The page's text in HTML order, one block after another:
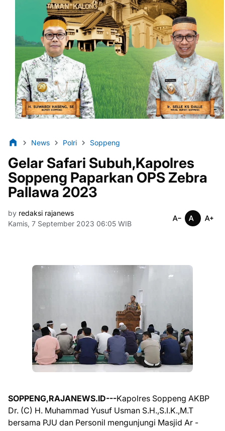
News Polri Soppeng
Gelar Safari Subuh,Kapolres
Soppeng Paparkan OPS Zebra
Pallawa 2023
by redaksi rajanews
Kamis, 7 September 2023 06:05 WIB
SOPPENG,RAJANEWS.ID---Kapolres Soppeng AKBP
Dr. (C) H. Muhammad Yusuf Usman S.H.,S.I.K.,M.T
bersama PJU dan Personil mengunjungi Masjid Ar -